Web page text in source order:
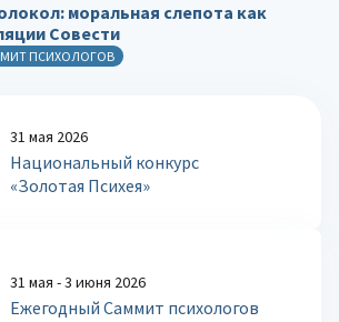
31 мая 2026
Национальный конкурс
«Золотая Психея»
31 мая - 3 июня 2026
Ежегодный Саммит психологов
моральная слепота как
Совести
ПСИХОЛОГОВ